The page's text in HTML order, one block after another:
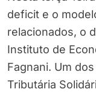
deficit e o
relacionados, o
Instituto de
Fagnani. Um
Tributária